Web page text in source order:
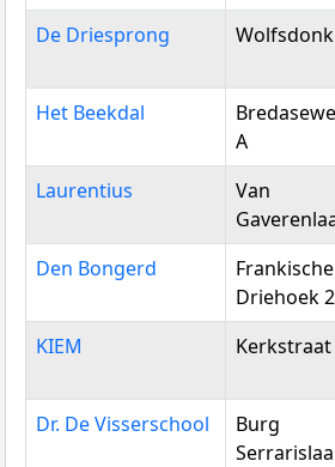
De Driesprong
Het Beekdal
A
Laurentius
Van
Den Bongerd
Frankische
Driehoek
KIEM Kerkstraat
Dr. De Visserschool
Burg